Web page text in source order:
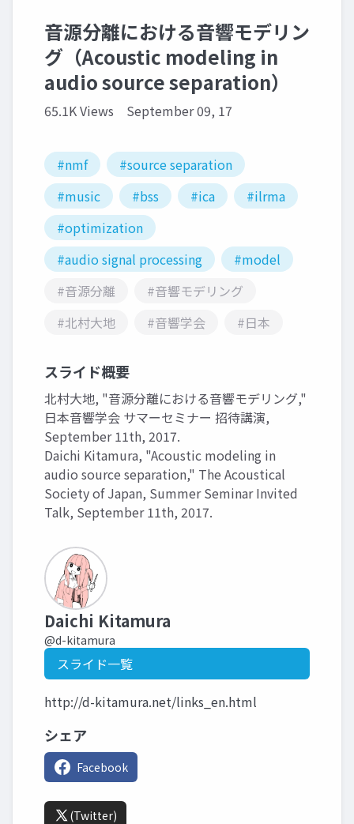
音源分離における音響モデリン
グ（Acoustic modeling in
audio source separation）
65.1K Views September 09, 17
#nmf
#source separation
#music
#bss #ica
#ilrma
#optimization
#audio signal processing
#model
#音源分離
#音響モデリング
#北村大地
#音響学会 #日本
スライド概要
北村大地, "音源分離における音響モデリング,"
日本音響学会 サマーセミナー 招待講演,
September 11th, 2017.
Daichi Kitamura, "Acoustic modeling in
audio source separation," The Acoustical
Society of Japan, Summer Seminar Invited
Talk, September 11th, 2017.
Daichi Kitamura
@d-kitamura
スライド一覧
http://d-kitamura.net/links_en.html
シェア
Facebook
(Twitter)